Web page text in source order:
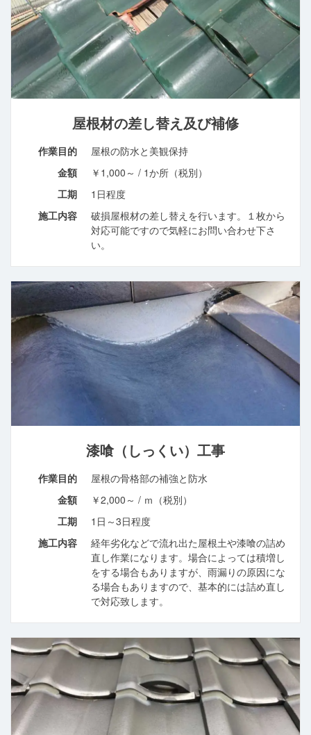
屋根材の差し替え及び補修
作業目的
屋根の防水と美観保持
金額
￥1,000～ / 1か所（税別）
工期
1日程度
施工内容
破損屋根材の差し替えを行います。１枚から
対応可能ですので気軽にお問い合わせ下さ
い。
漆喰（しっくい）工事
作業目的
屋根の骨格部の補強と防水
金額
￥2,000～ / ｍ（税別）
工期
1日～3日程度
施工内容
経年劣化などで流れ出た屋根土や漆喰の詰め
直し作業になります。場合によっては積増し
をする場合もありますが、雨漏りの原因にな
る場合もありますので、基本的には詰め直し
で対応致します。